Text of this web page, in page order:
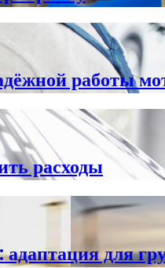
работы
расходы
для